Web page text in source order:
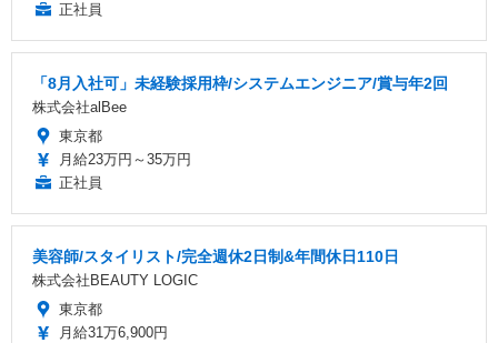
正社員
「8月入社可」未経験採用枠/システムエンジニア/賞与年2回
株式会社alBee
東京都
月給23万円～35万円
正社員
美容師/スタイリスト/完全週休2日制&年間休日110日
株式会社BEAUTY LOGIC
東京都
月給31万6,900円